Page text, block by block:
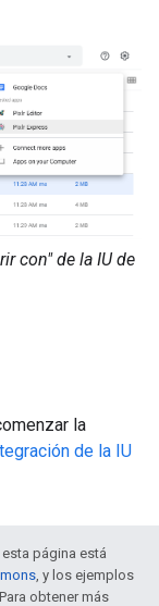
con" de la IU de
la
de la IU
página está
, y los ejemplos
. Para obtener más